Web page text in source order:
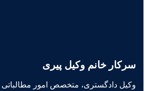
سرکار خانم وکیل پیری
وکیل دادگستری، متخصص امور